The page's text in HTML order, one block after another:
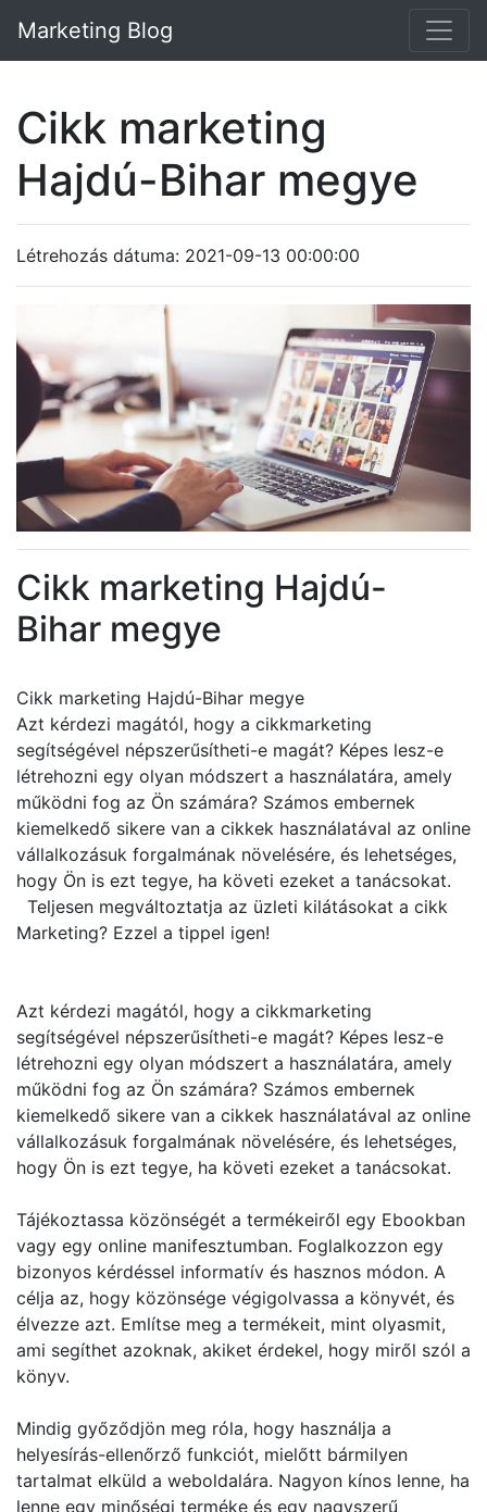
Marketing Blog
Cikk marketing
Hajdú-Bihar megye
Létrehozás dátuma: 2021-09-13 00:00:00
Cikk marketing Hajdú-
Bihar megye
Cikk marketing Hajdú-Bihar megye
Azt kérdezi magától, hogy a cikkmarketing
segítségével népszerűsítheti-e magát? Képes lesz-e
létrehozni egy olyan módszert a használatára, amely
működni fog az Ön számára? Számos embernek
kiemelkedő sikere van a cikkek használatával az online
vállalkozásuk forgalmának növelésére, és lehetséges,
hogy Ön is ezt tegye, ha követi ezeket a tanácsokat.
Teljesen megváltoztatja az üzleti kilátásokat a cikk
Marketing? Ezzel a tippel igen!
Azt kérdezi magától, hogy a cikkmarketing
segítségével népszerűsítheti-e magát? Képes lesz-e
létrehozni egy olyan módszert a használatára, amely
működni fog az Ön számára? Számos embernek
kiemelkedő sikere van a cikkek használatával az online
vállalkozásuk forgalmának növelésére, és lehetséges,
hogy Ön is ezt tegye, ha követi ezeket a tanácsokat.
Tájékoztassa közönségét a termékeiről egy Ebookban
vagy egy online manifesztumban. Foglalkozzon egy
bizonyos kérdéssel informatív és hasznos módon. A
célja az, hogy közönsége végigolvassa a könyvét, és
élvezze azt. Említse meg a termékeit, mint olyasmit,
ami segíthet azoknak, akiket érdekel, hogy miről szól a
könyv.
Mindig győződjön meg róla, hogy használja a
helyesírás-ellenőrző funkciót, mielőtt bármilyen
tartalmat elküld a weboldalára. Nagyon kínos lenne, ha
lenne egy minőségi terméke és egy nagyszerű